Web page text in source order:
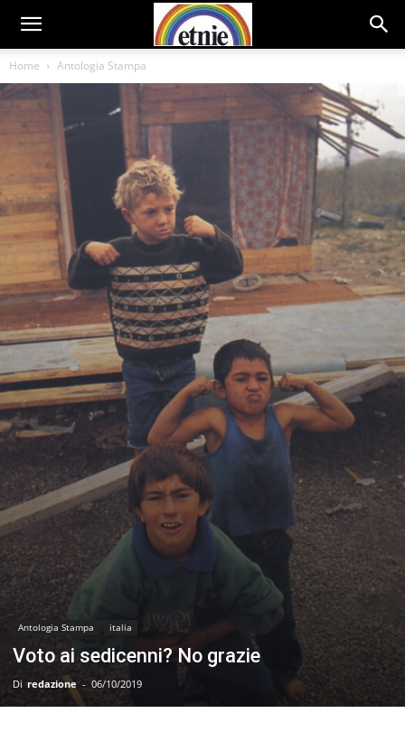
Home Antologia Stampa
Antologia Stampa italia
Voto ai sedicenni? No grazie
Di redazione - 06/10/2019